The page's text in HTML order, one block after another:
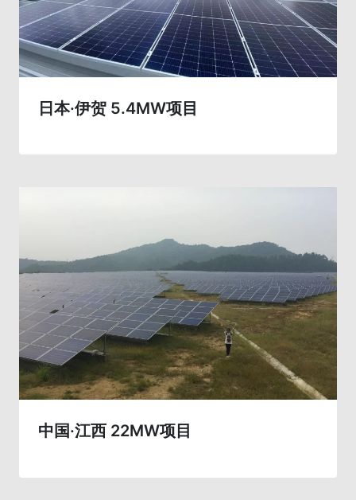
日本·伊贺 5.4MW项目
中国·江西 22MW项目